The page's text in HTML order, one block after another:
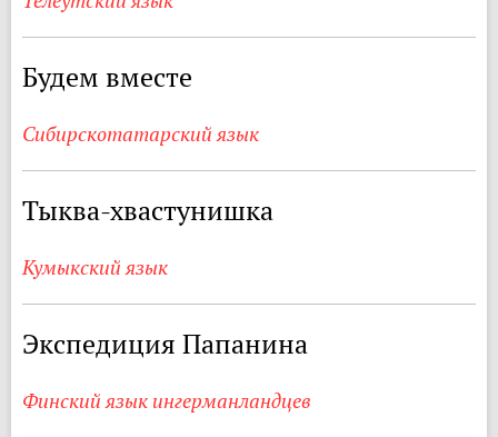
Будем вместе
Сибирскотатарский язык
Тыква-хвастунишка
Кумыкский язык
Экспедиция Папанина
Финский язык ингерманландцев